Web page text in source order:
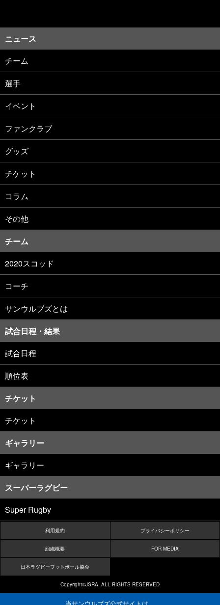
ニュース
チーム
選手
イベント
ファンクラブ
グッズ
チケット
コラム
その他
チーム
2020スコッド
コーチ
サンウルブズとは
試合日程・結果
試合日程
順位表
チケット
チケット
ギャラリー
ギャラリー
スーパーラグビー
Super Rugby
利用規約 プライバシーポリシー
組織概要 FOR MEDIA
日本ラグビーフットボール協会
Copyright©JSRA. ALL RIGHTS RESERVED
当サンウルブズ公式サイトは、